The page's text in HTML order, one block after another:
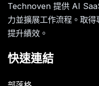
Technoven 提供 AI
力並擴展工作流程。取
提升績效。
快速連結